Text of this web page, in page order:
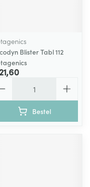
Blister Tabl 112
Bestel